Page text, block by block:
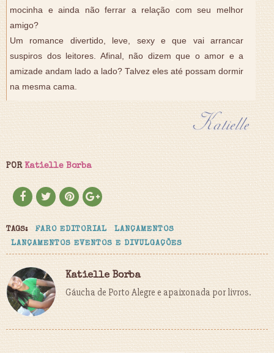
mocinha e ainda não ferrar a relação com seu melhor
amigo?
Um romance divertido, leve, sexy e que vai arrancar
suspiros dos leitores. Afinal, não dizem que o amor e a
amizade andam lado a lado? Talvez eles até possam dormir
na mesma cama.
PORKatielle Borba
TAGS: FARO EDITORIAL
LANÇAMENTOS
LANÇAMENTOS EVENTOS E DIVULGAÇÕES
Katielle Borba
Gáucha de Porto Alegre e apaixonada por livros.